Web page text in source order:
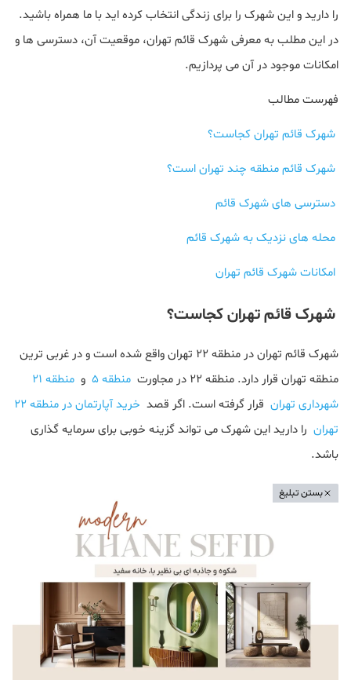
را دارید و این شهرک را برای زندگی انتخاب کرده اید با ما همراه باشید.
در این مطلب به معرفی شهرک قائم تهران، موقعیت آن، دسترسی ها و
امکانات موجود در آن می پردازیم.
فهرست مطالب
شهرک قائم تهران کجاست؟
شهرک قائم منطقه چند تهران است؟
دسترسی های شهرک قائم
محله های نزدیک به شهرک قائم
امکانات شهرک قائم تهران
شهرک قائم تهران کجاست؟
شهرک قائم تهران در منطقه 22 تهران واقع شده است و در غربی ترین
منطقه تهران قرار دارد. منطقه 22 در مجاورت
منطقه 5 و
منطقه 21
شهرداری تهران قرار گرفته است. اگر قصد
خرید آپارتمان در منطقه 22
تهران را دارید این شهرک می تواند گزینه خوبی برای سرمایه گذاری
باشد.
بستن تبلیغ